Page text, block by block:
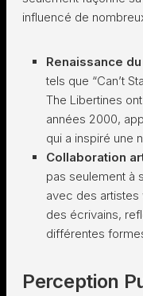
influencé de
Renaissance
tels que “Can’t
The Libertines
années 2000,
qui a inspiré une
Collaboration
pas seulement à
avec des artistes
des écrivains,
différentes
Perception